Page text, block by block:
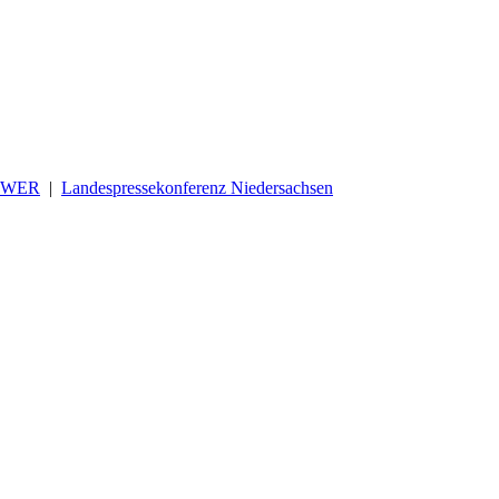
| Landespressekonferenz Niedersachsen